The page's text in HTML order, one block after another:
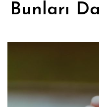
Bunları